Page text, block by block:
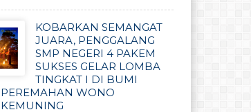
KOBARKAN SEMANGAT
JUARA, PENGGALANG
SMP NEGERI 4 PAKEM
SUKSES GELAR LOMBA
TINGKAT I DI BUMI
PEREMAHAN WONO
KEMUNING